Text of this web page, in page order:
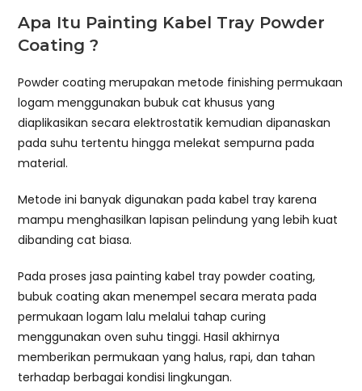
Apa Itu Painting Kabel Tray Powder
Coating ?
Powder coating merupakan metode finishing permukaan
logam menggunakan bubuk cat khusus yang
diaplikasikan secara elektrostatik kemudian dipanaskan
pada suhu tertentu hingga melekat sempurna pada
material.
Metode ini banyak digunakan pada kabel tray karena
mampu menghasilkan lapisan pelindung yang lebih kuat
dibanding cat biasa.
Pada proses jasa painting kabel tray powder coating,
bubuk coating akan menempel secara merata pada
permukaan logam lalu melalui tahap curing
menggunakan oven suhu tinggi. Hasil akhirnya
memberikan permukaan yang halus, rapi, dan tahan
terhadap berbagai kondisi lingkungan.